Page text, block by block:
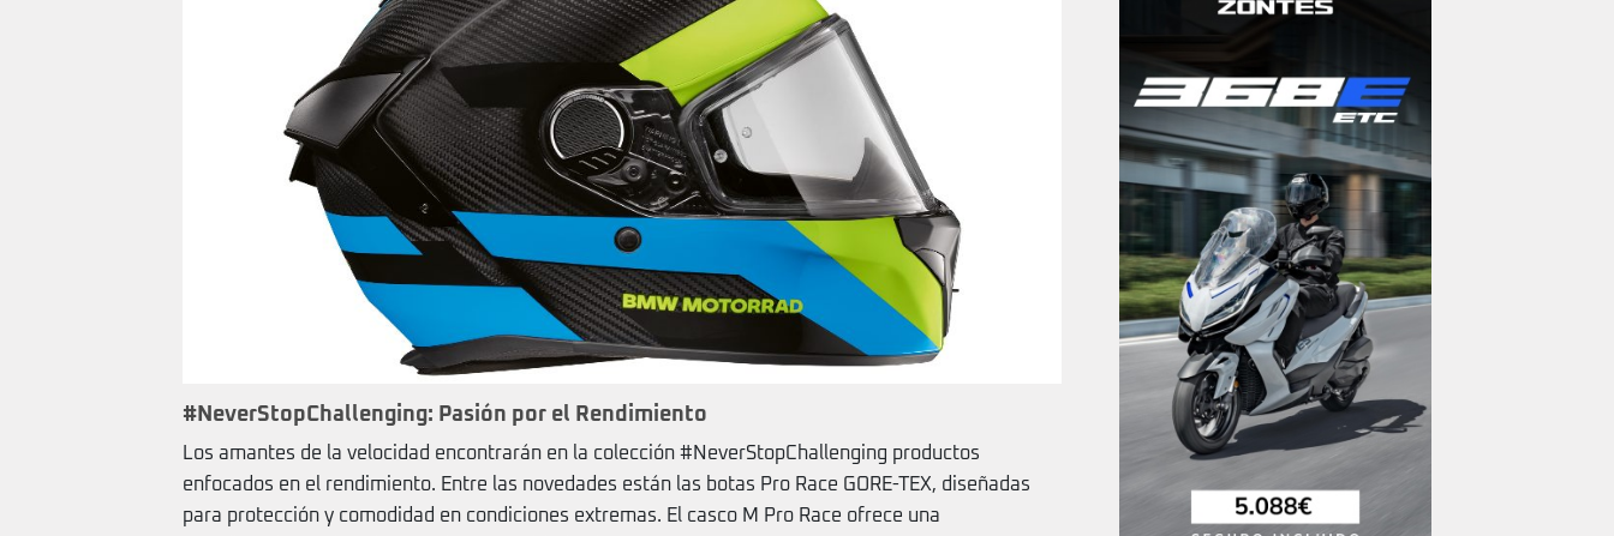
#NeverStopChallenging: Pasión por el Rendimiento
Los amantes de la velocidad encontrarán en la colección #NeverStopChallenging productos
enfocados en el rendimiento. Entre las novedades están las botas Pro Race GORE-TEX, diseñadas
para protección y comodidad en condiciones extremas. El casco M Pro Race ofrece una